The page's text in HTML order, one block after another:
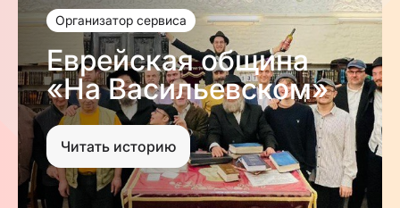
Организатор сервиса
Еврейская община
«На Васильевском»
Читать историю